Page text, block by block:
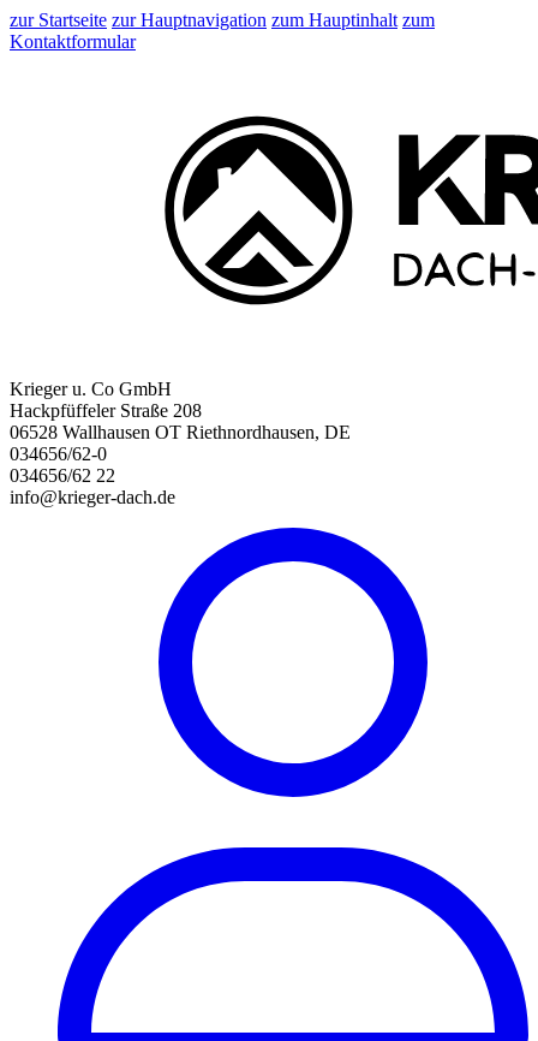
zur Startseite zur Hauptnavigation zum Hauptinhalt zum
Kontaktformular
Krieger u. Co GmbH
Hackpfüffeler Straße 208
06528 Wallhausen OT Riethnordhausen, DE
034656/62-0
034656/62 22
info@krieger-dach.de